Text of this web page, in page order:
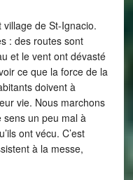
de St-Ignacio.
: des routes sont
et le vent ont dévasté
ce que la force de la
doivent à
vie. Nous marchons
sens un peu mal à
ont vécu. C’est
à la messe,